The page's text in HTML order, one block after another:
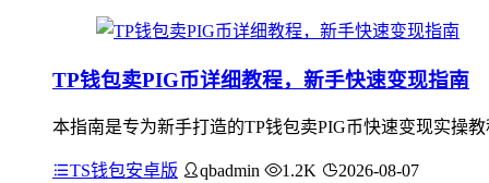
TP钱包卖PIG币详细教程，新手快速变现指南
本指南是专为新手打造的TP钱包卖PIG币快速变现实操
TS钱包安卓版 qbadmin 1.2K 2026-08-07